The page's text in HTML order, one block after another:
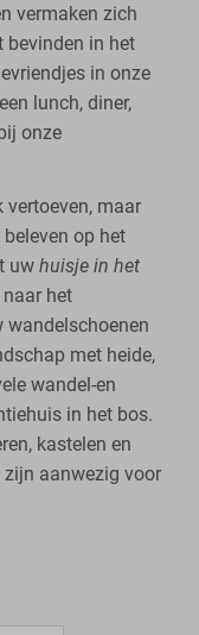
vermaken zich
bevinden in het
in onze
lunch, diner,
onze
vertoeven, maar
op het
uwhuisje in het
het
wandelschoenen
met heide,
wandel-en
in het bos.
kastelen en
zijn aanwezig voor